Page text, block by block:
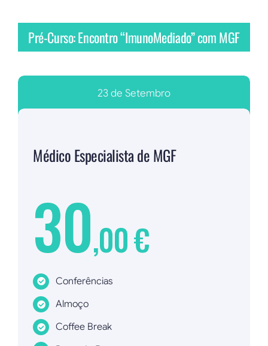
Pré-Curso: Encontro “ImunoMediado” com MGF
23 de Setembro
Médico Especialista de MGF
30,00 €
Conferências
Almoço
Coffee Break